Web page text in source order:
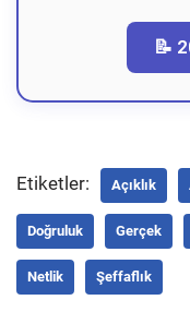
📝
Etiketler: Açıklık
Doğruluk Gerçek
Netlik Şeffaflık